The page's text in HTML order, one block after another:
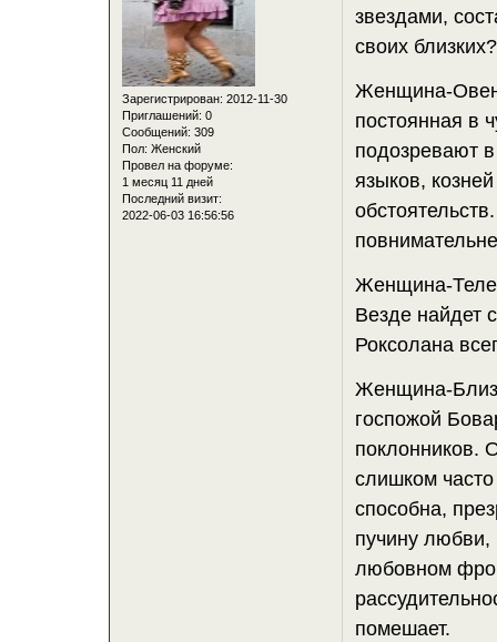
Зарегистрирован: 2012-11-30
Приглашений: 0
Сообщений: 309
Пол: Женский
Провел на форуме:
1 месяц 11 дней
Последний визит:
2022-06-03 16:56:56
звездами,
своих
Женщина-Овен
постоянная в
подозревают
языков,
Женщина-
Везде найдет
Роксолана
Женщина-
госпожой
поклонников.
слишком
способна,
пучину любви,
любовном
помешает.